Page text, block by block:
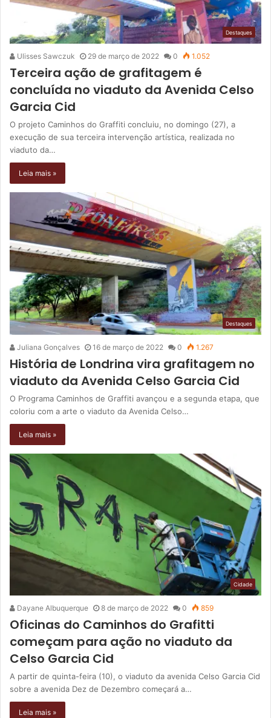
Destaques
Ulisses Sawczuk 29 de março de 2022 0 1.052
Terceira ação de grafitagem é
concluída no viaduto da Avenida Celso
Garcia Cid
O projeto Caminhos do Graffiti concluiu, no domingo (27), a
execução de sua terceira intervenção artística, realizada no
viaduto da…
Leia mais »
Destaques
Juliana Gonçalves 16 de março de 2022 0 1.267
História de Londrina vira grafitagem no
viaduto da Avenida Celso Garcia Cid
O Programa Caminhos de Graffiti avançou e a segunda etapa, que
coloriu com a arte o viaduto da Avenida Celso…
Leia mais »
Cidade
Dayane Albuquerque 8 de março de 2022 0 859
Oficinas do Caminhos do Grafitti
começam para ação no viaduto da
Celso Garcia Cid
A partir de quinta-feira (10), o viaduto da avenida Celso Garcia Cid
sobre a avenida Dez de Dezembro começará a…
Leia mais »